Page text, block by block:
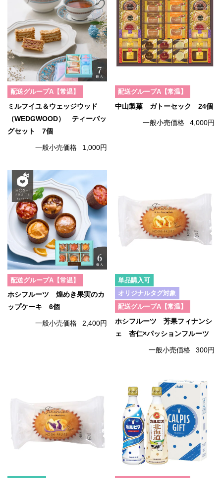
配送グループA【常温】
ミルフイユ＆ウェッジウッド
（WEDGWOOD） ティーバッ
グセット 7個
一般小売価格 1,000円
配送グループA【常温】
中山製菓 ガトーセック 24個
一般小売価格 4,000円
配送グループA【常温】
ホシフルーツ 煌めき果実のカ
ップケーキ 6個
一般小売価格 2,400円
単品購入可
オリジナルタグ対象
配送グループA【常温】
ホシフルーツ 芳果フィナンシ
ェ 杏仁×パッションフルーツ
一般小売価格 300円